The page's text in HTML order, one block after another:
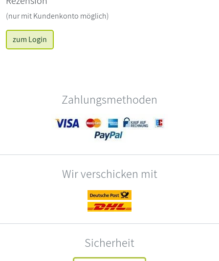
(nur mit Kundenkonto möglich)
zum Login
Zahlungsmethoden
Wir verschicken mit
Sicherheit